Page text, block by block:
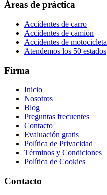
Áreas de práctica
Accidentes de carro
Accidentes de camión
Accidentes de motocicleta
Atendemos los 50 estados
Firma
Inicio
Nosotros
Blog
Preguntas frecuentes
Contacto
Evaluación gratis
Política de Privacidad
Términos y Condiciones
Política de Cookies
Contacto